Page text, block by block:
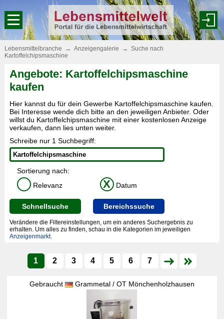
Lebensmittelbranche → Anzeigengalerie → Suche nach
Kartoffelchipsmaschine
Angebote: Kartoffelchipsmaschine
kaufen
Hier kannst du für dein Gewerbe Kartoffelchipsmaschine kaufen.
Bei Interesse wende dich bitte an den jeweiligen Anbieter. Oder
willst du Kartoffelchipsmaschine mit einer kostenlosen Anzeige
verkaufen, dann lies unten weiter.
Schreibe nur 1 Suchbegriff:
Sortierung nach:
Relevanz
X Datum
Schnellsuche Bereichssuche
Verändere die Filtereinstellungen, um ein anderes Suchergebnis zu
erhalten. Um alles zu finden, schau in die Kategorien im jeweiligen
Anzeigenmarkt.
1 2 3 4 5 6 7
Gebraucht Grammetal / OT Mönchenholzhausen